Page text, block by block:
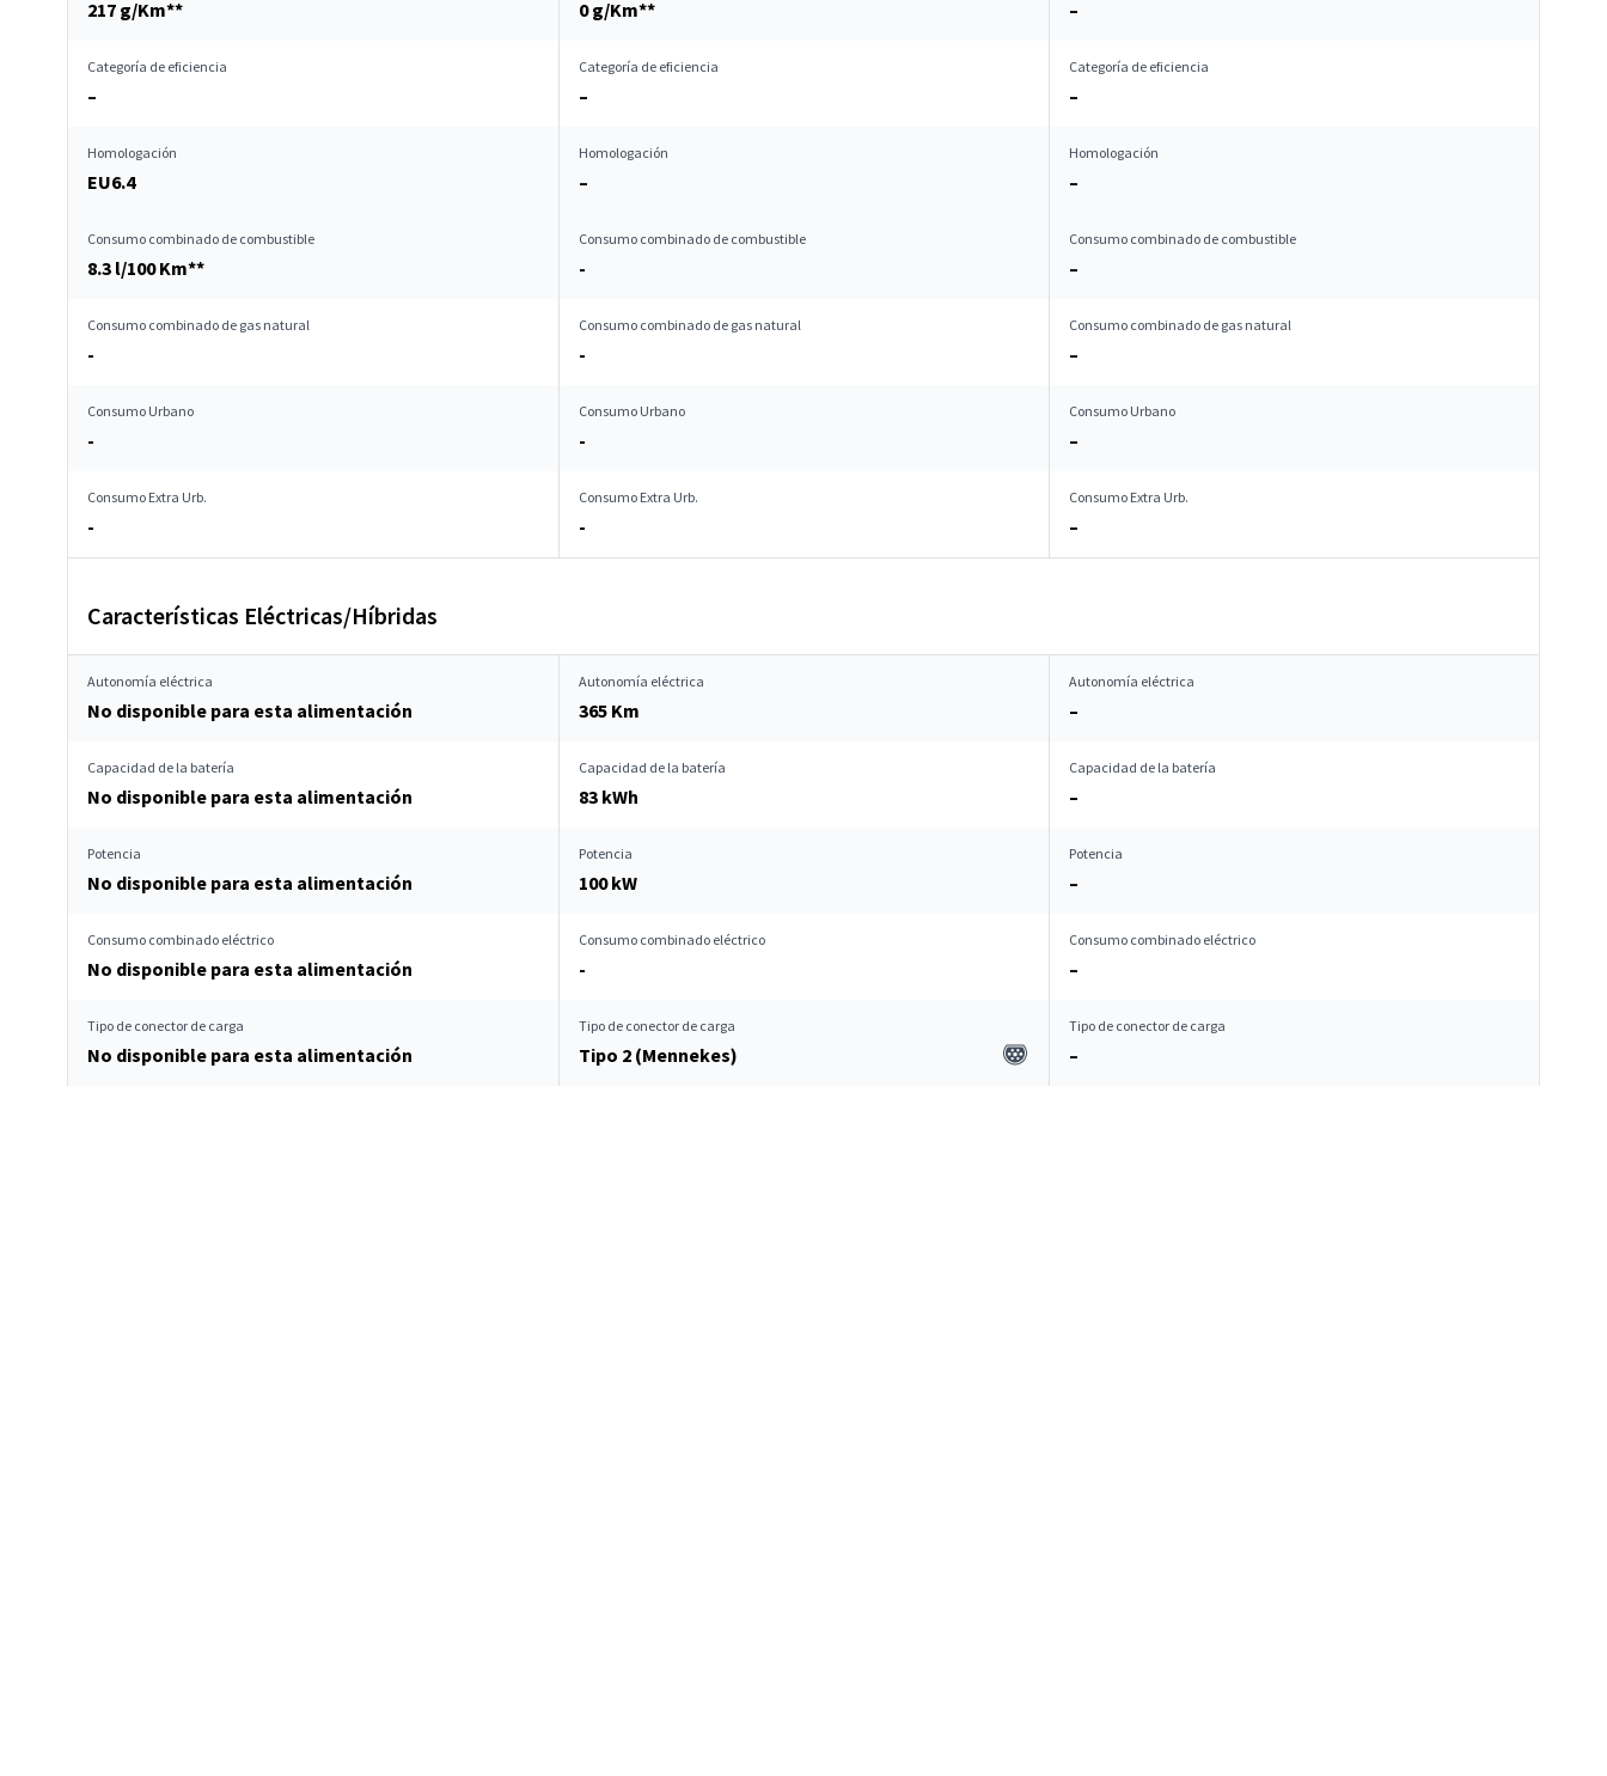
217 g/Km** 0 g/Km** –
Categoría de eficiencia
–
Categoría de eficiencia
–
Categoría de eficiencia
–
Homologación
EU6.4
Homologación
–
Homologación
–
Consumo combinado de combustible
8.3 l/100 Km**
Consumo combinado de combustible
-
Consumo combinado de combustible
–
Consumo combinado de gas natural
-
Consumo combinado de gas natural
-
Consumo combinado de gas natural
–
Consumo Urbano
-
Consumo Urbano
-
Consumo Urbano
–
Consumo Extra Urb.
-
Consumo Extra Urb.
-
Consumo Extra Urb.
–
Características Eléctricas/Híbridas
Autonomía eléctrica
No disponible para esta alimentación
Autonomía eléctrica
365 Km
Autonomía eléctrica
–
Capacidad de la batería
No disponible para esta alimentación
Capacidad de la batería
83 kWh
Capacidad de la batería
–
Potencia
No disponible para esta alimentación
Potencia
100 kW
Potencia
–
Consumo combinado eléctrico
No disponible para esta alimentación
Consumo combinado eléctrico
-
Consumo combinado eléctrico
–
Tipo de conector de carga
No disponible para esta alimentación
Tipo de conector de carga
Tipo 2 (Mennekes)
Tipo de conector de carga
–